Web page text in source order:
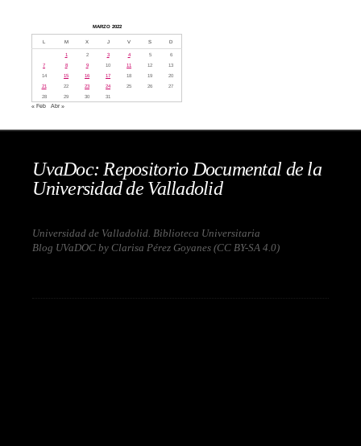
MARZO 2022
L M X J V S D
1 2 3 4 5
6
7
8 9 10 11 12
13
14
15 16 17 18 19
20
21
22 23 24 25 26
27
28
29 30 31
« Feb Abr »
UvaDoc: Repositorio Documental de la
Universidad de Valladolid
Universidad de Valladolid. Biblioteca Universitaria
Blog UVaDOC by Clarisa Pérez Goyanes (CC BY-SA 4.0)